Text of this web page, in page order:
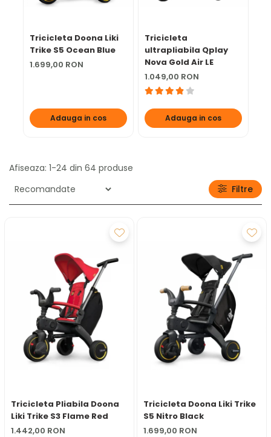
Tricicleta Doona Liki
Trike S5 Ocean Blue
1.699,00 RON
Adauga in cos
Tricicleta
ultrapliabila Qplay
Nova Gold Air LE
1.049,00 RON
Adauga in cos
Afiseaza: 1-24 din 64 produse
Filtre
Tricicleta Pliabila Doona
Liki Trike S3 Flame Red
1.442,00 RON
Tricicleta Doona Liki Trike
S5 Nitro Black
1.699,00 RON